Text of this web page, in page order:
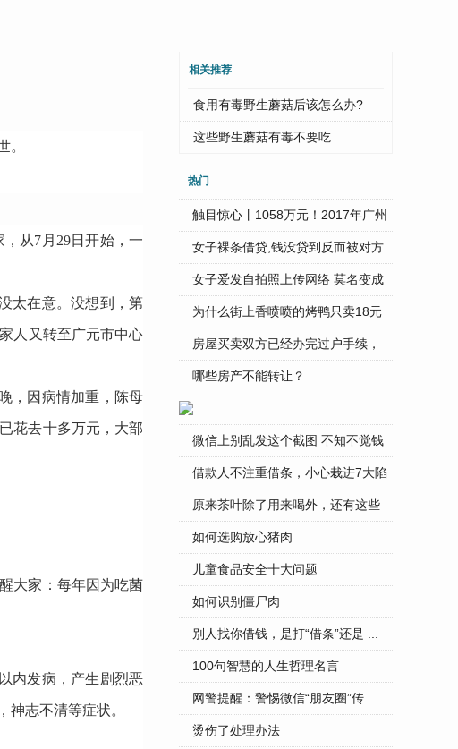
。
从7月29日开始，一
太在意。没想到，第
人又转至广元市中心
，因病情加重，陈母
花去十多万元，大部
大家：每年因为吃菌
内发病，产生剧烈恶
神志不清等症状。
相关推荐
食用有毒野生蘑菇后该怎么办?
这些野生蘑菇有毒不要吃
热门
触目惊心丨1058万元！2017年广州
...
女子裸条借贷,钱没贷到反而被对方
...
女子爱发自拍照上传网络 莫名变成
...
为什么街上香喷喷的烤鸭只卖18元
...
房屋买卖双方已经办完过户手续，
...
哪些房产不能转让？
微信上别乱发这个截图 不知不觉钱
...
借款人不注重借条，小心栽进7大陷
...
原来茶叶除了用来喝外，还有这些
...
如何选购放心猪肉
儿童食品安全十大问题
如何识别僵尸肉
别人找你借钱，是打“借条”还是 ...
100句智慧的人生哲理名言
网警提醒：警惕微信“朋友圈”传 ...
烫伤了处理办法